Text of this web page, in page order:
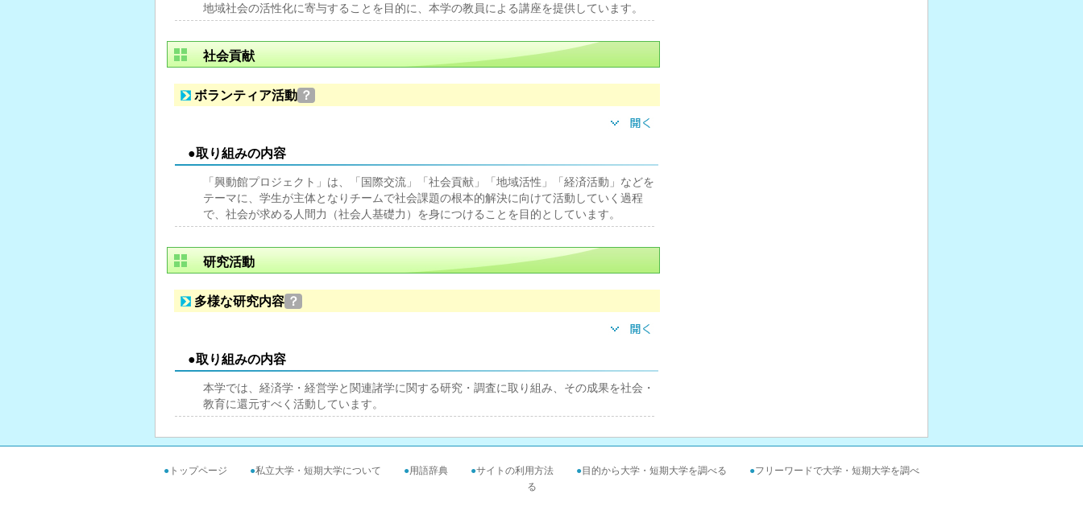
地域社会の活性化に寄与することを目的に、本学の教員による講座を提供しています。
社会貢献
ボランティア活動 ？
●取り組みの内容
「興動館プロジェクト」は、「国際交流」「社会貢献」「地域活性」「経済活動」などを
テーマに、学生が主体となりチームで社会課題の根本的解決に向けて活動していく過程
で、社会が求める人間力（社会人基礎力）を身につけることを目的としています。
研究活動
多様な研究内容 ？
●取り組みの内容
本学では、経済学・経営学と関連諸学に関する研究・調査に取り組み、その成果を社会・
教育に還元すべく活動しています。
● トップページ ●私立大学・短期大学について ●用語辞典 ●サイトの利用方法 ●目的から大学・短期大学を調べる ●フリーワードで大学・短期大学を調べ
る